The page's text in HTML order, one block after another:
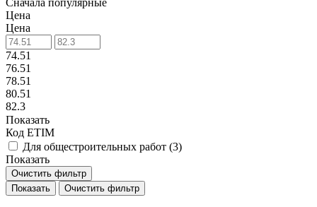
Цена
Цена
74.51
76.51
78.51
80.51
82.3
Показать
Код ETIM
Для общестроительных работ (3)
Показать
Очистить фильтр
Очистить фильтр